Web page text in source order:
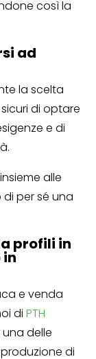
così la
ad
la scelta
di optare
e di
alle
per sé una
profili in
in
e venda
diPTH
una delle
di